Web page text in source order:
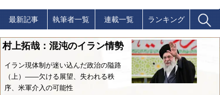
最新記事 執筆者一覧 連載一覧 ランキング
村上拓哉：混沌のイラン情勢
イラン現体制が迷い込んだ政治の隘路
（上）――欠ける展望、失われる秩
序、米軍介入の可能性